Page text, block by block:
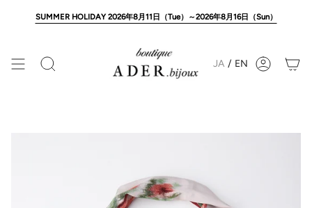
SUMMER HOLIDAY 2026年8月11日（Tue）～2026年8月16日（Sun）
Search JA / EN Account